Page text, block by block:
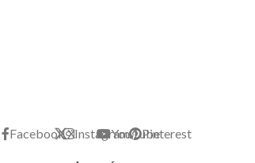
FacebookXInstagramYouTubePinterest